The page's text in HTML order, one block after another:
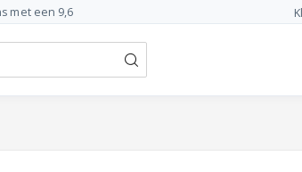
met een 9,6